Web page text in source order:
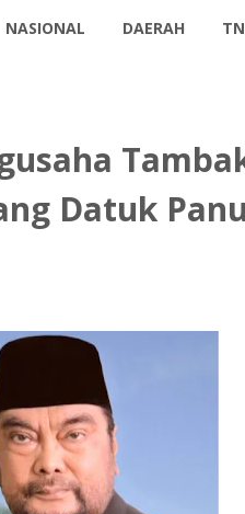
NASIONAL DAERAH
Datuk